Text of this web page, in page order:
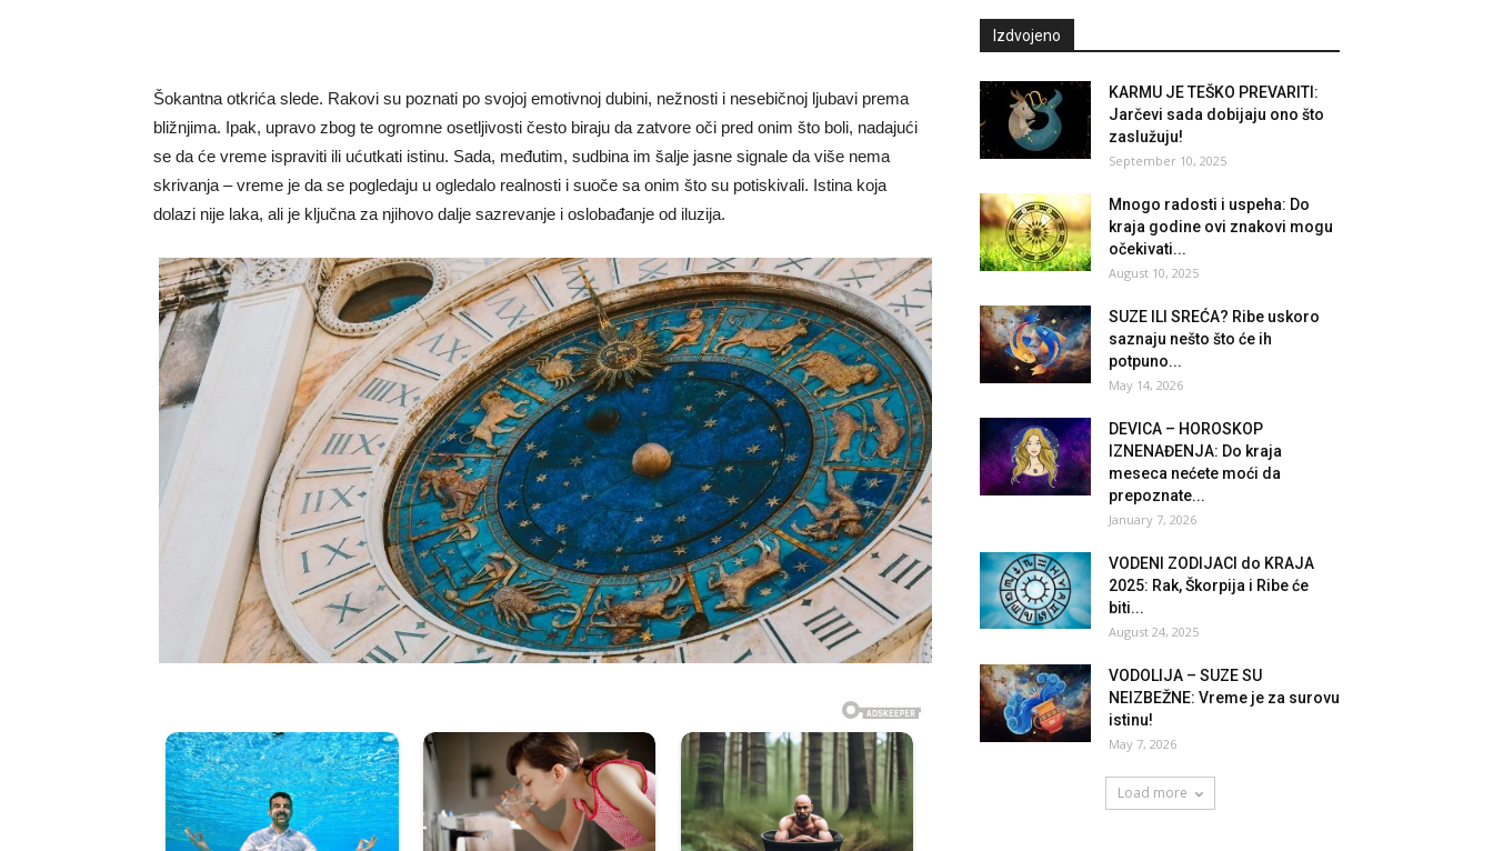
Šokantna otkrića slede. Rakovi su poznati po svojoj emotivnoj dubini, nežnosti i nesebičnoj ljubavi prema
bližnjima. Ipak, upravo zbog te ogromne osetljivosti često biraju da zatvore oči pred onim što boli, nadajući
se da će vreme ispraviti ili ućutkati istinu. Sada, međutim, sudbina im šalje jasne signale da više nema
skrivanja – vreme je da se pogledaju u ogledalo realnosti i suoče sa onim što su potiskivali. Istina koja
dolazi nije laka, ali je ključna za njihovo dalje sazrevanje i oslobađanje od iluzija.
Izdvojeno
KARMU JE TEŠKO PREVARITI:
Jarčevi sada dobijaju ono što
zaslužuju!
September 10, 2025
Mnogo radosti i uspeha: Do
kraja godine ovi znakovi mogu
očekivati...
August 10, 2025
SUZE ILI SREĆA? Ribe uskoro
saznaju nešto što će ih
potpuno...
May 14, 2026
DEVICA – HOROSKOP
IZNENAĐENJA: Do kraja
meseca nećete moći da
prepoznate...
January 7, 2026
VODENI ZODIJACI do KRAJA
2025: Rak, Škorpija i Ribe će
biti...
August 24, 2025
VODOLIJA – SUZE SU
NEIZBEŽNE: Vreme je za surovu
istinu!
May 7, 2026
Load more